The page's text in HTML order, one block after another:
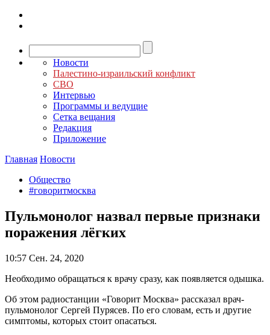
Новости
Палестино-израильский конфликт
СВО
Интервью
Программы и ведущие
Сетка вещания
Редакция
Приложение
Главная Новости
Общество
#говоритмосква
Пульмонолог назвал первые признаки
поражения лёгких
10:57 Сен. 24, 2020
Необходимо обращаться к врачу сразу, как появляется одышка.
Об этом радиостанции «Говорит Москва» рассказал врач-
пульмонолог Сергей Пурясев. По его словам, есть и другие
симптомы, которых стоит опасаться.